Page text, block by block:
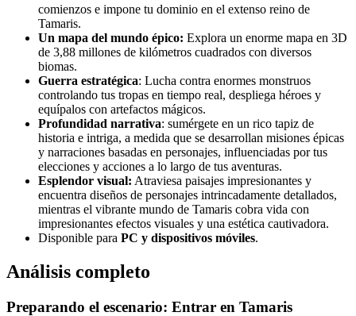
comienzos e impone tu dominio en el extenso reino de
Tamaris.
Un mapa del mundo épico: Explora un enorme mapa en 3D
de 3,88 millones de kilómetros cuadrados con diversos
biomas.
Guerra estratégica: Lucha contra enormes monstruos
controlando tus tropas en tiempo real, despliega héroes y
equípalos con artefactos mágicos.
Profundidad narrativa: sumérgete en un rico tapiz de
historia e intriga, a medida que se desarrollan misiones épicas
y narraciones basadas en personajes, influenciadas por tus
elecciones y acciones a lo largo de tus aventuras.
Esplendor visual: Atraviesa paisajes impresionantes y
encuentra diseños de personajes intrincadamente detallados,
mientras el vibrante mundo de Tamaris cobra vida con
impresionantes efectos visuales y una estética cautivadora.
Disponible para PC y dispositivos móviles.
Análisis completo
Preparando el escenario: Entrar en Tamaris